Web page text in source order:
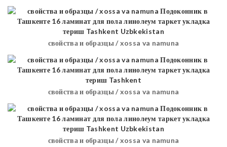
свойства и образцы / xossa va namuna
свойства и образцы / xossa va namuna
свойства и образцы / xossa va namuna